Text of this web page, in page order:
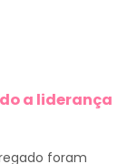
a liderança
foram